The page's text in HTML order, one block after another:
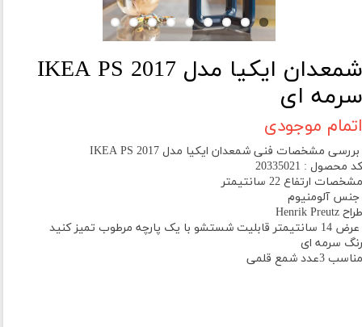
شمعدان ایکیا مدل IKEA PS 2017
سرمه ای
اتمام موجودی
بررسی مشخصات فنی شمعدان ایکیا مدل IKEA PS 2017
کد محصول : 20335021
مشخصات ارتفاع 22 سانتیمتر
جنس آلومنیوم
طراح Henrik Preutz
عرض 14 سانتیمتر قابلیت شستشو با یک پارچه مرطوب تمیز کنید
رنگ سرمه ای
مناسب 3عدد شمع قلمی